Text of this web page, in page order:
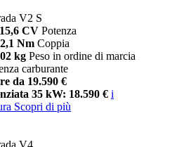
V2 S
CV Potenza
Nm Coppia
kg Peso in ordine di marcia
carburante
da 19.590 €
35 kW: 18.590 € i
Scopri di più
V4